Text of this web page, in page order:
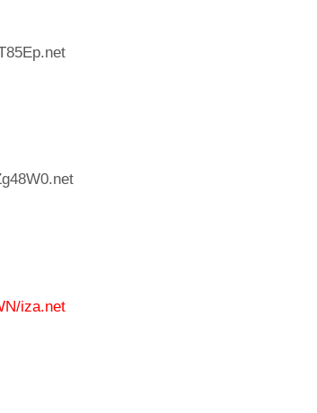
iza.net